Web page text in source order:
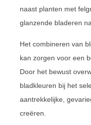
naast planten met
glanzende bladeren
Het combineren van
kan zorgen voor een
Door het bewust
bladkleuren bij het
aantrekkelijke,
creëren.